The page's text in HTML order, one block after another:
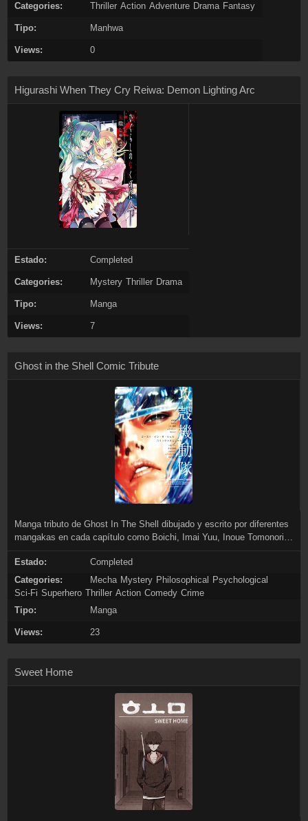
Categories: Thriller Action Adventure Drama Fantasy
Tipo: Manhwa
Views: 0
Higurashi When They Cry Reiwa: Demon Lighting Arc
Estado: Completed
Categories: Mystery Thriller Drama
Tipo: Manga
Views: 7
Ghost in the Shell Comic Tribute
Manga tributo de Ghost In The Shell dibujado y escrito por diferentes
mangakas en cada capítulo como Boichi, Imai Yuu, Inoue Tomonori,
creador), Tadano Nobuaki, Tony Takezaki y Yamamoto Masayuki.
Estado:
Completed
Categories:
Mecha Mystery Philosophical Psychological
Sci-Fi Superhero Thriller Action Comedy Crime
Tipo:
Manga
Views: 23
Sweet Home